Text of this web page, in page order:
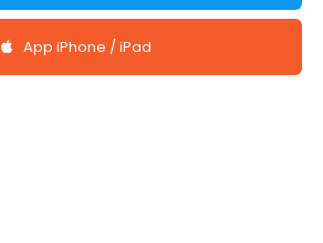
App iPhone / iPad